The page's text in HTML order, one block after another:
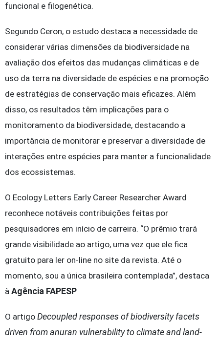
funcional e filogenética.
Segundo Ceron, o estudo destaca a necessidade de
considerar várias dimensões da biodiversidade na
avaliação dos efeitos das mudanças climáticas e de
uso da terra na diversidade de espécies e na promoção
de estratégias de conservação mais eficazes. Além
disso, os resultados têm implicações para o
monitoramento da biodiversidade, destacando a
importância de monitorar e preservar a diversidade de
interações entre espécies para manter a funcionalidade
dos ecossistemas.
O Ecology Letters Early Career Researcher Award
reconhece notáveis contribuições feitas por
pesquisadores em início de carreira. “O prêmio trará
grande visibilidade ao artigo, uma vez que ele fica
gratuito para ler on-line no site da revista. Até o
momento, sou a única brasileira contemplada”, destaca
à Agência FAPESP
O artigo Decoupled responses of biodiversity facets
driven from anuran vulnerability to climate and land-